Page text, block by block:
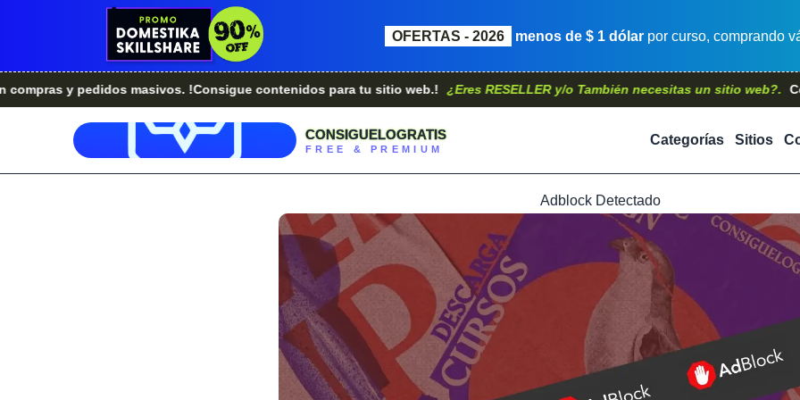
OFERTAS - 2026 menos de $ 1 dólar por curso, comprando
y pedidos masivos. !Consigue contenidos para tu sitio web.! ¿Eres RESELLER y/o También necesitas un sitio web?.
CONSIGUELOGRATIS
FREE & PREMIUM
Categorías Sitios
Adblock Detectado